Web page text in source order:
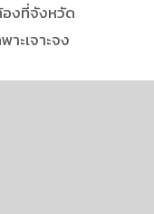
งที่จังหวัด
ะเจาะจง